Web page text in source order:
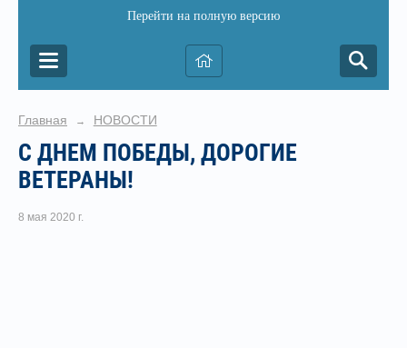
Перейти на полную версию
Главная → НОВОСТИ
С ДНЕМ ПОБЕДЫ, ДОРОГИЕ
ВЕТЕРАНЫ!
8 мая 2020 г.